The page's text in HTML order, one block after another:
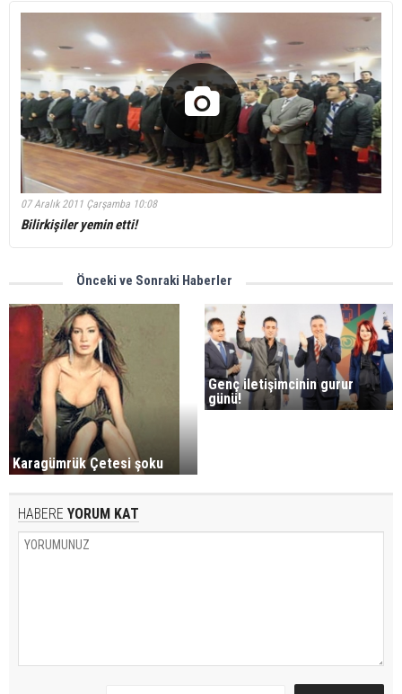
07 Aralık 2011 Çarşamba 10:08
Bilirkişiler yemin etti!
Önceki ve Sonraki Haberler
Karagümrük Çetesi şoku
Genç iletişimcinin gurur
günü!
HABERE YORUM KAT